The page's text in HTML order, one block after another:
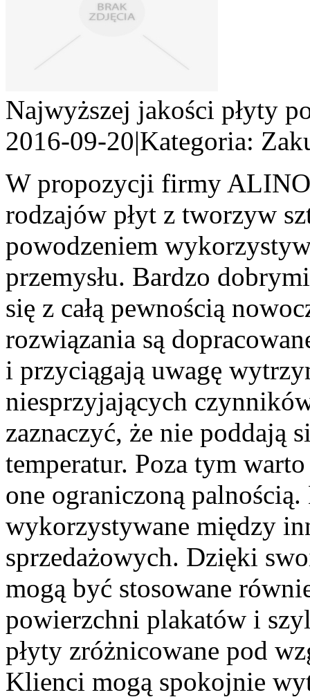
Najwyższej jakości płyty
2016-09-20|Kategoria:
W propozycji firmy
rodzajów płyt z tworzyw
powodzeniem
przemysłu. Bardzo
się z całą pewnością
rozwiązania są
i przyciągają uwagę
niesprzyjających
zaznaczyć, że nie poddają
temperatur. Poza tym
one ograniczoną
wykorzystywane między
sprzedażowych. Dzięki
mogą być stosowane
powierzchni plakatów i
płyty zróżnicowane pod
Klienci mogą spokojnie